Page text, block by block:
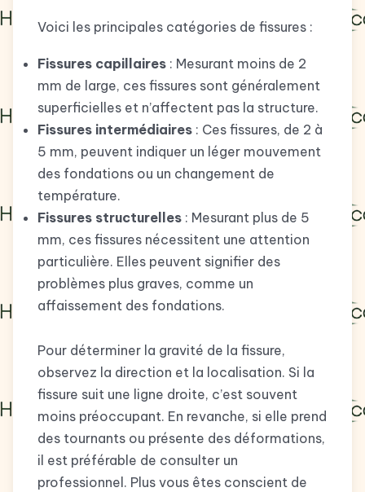
Voici les principales catégories de fissures :
Fissures capillaires : Mesurant moins de 2
mm de large, ces fissures sont généralement
superficielles et n’affectent pas la structure.
Fissures intermédiaires : Ces fissures, de 2 à
5 mm, peuvent indiquer un léger mouvement
des fondations ou un changement de
température.
Fissures structurelles : Mesurant plus de 5
mm, ces fissures nécessitent une attention
particulière. Elles peuvent signifier des
problèmes plus graves, comme un
affaissement des fondations.
Pour déterminer la gravité de la fissure,
observez la direction et la localisation. Si la
fissure suit une ligne droite, c’est souvent
moins préoccupant. En revanche, si elle prend
des tournants ou présente des déformations,
il est préférable de consulter un
professionnel. Plus vous êtes conscient de